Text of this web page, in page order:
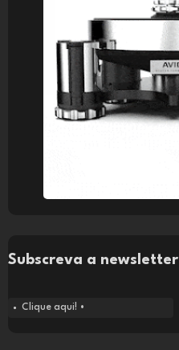
Subscreva a newsletter
Clique aqui! •